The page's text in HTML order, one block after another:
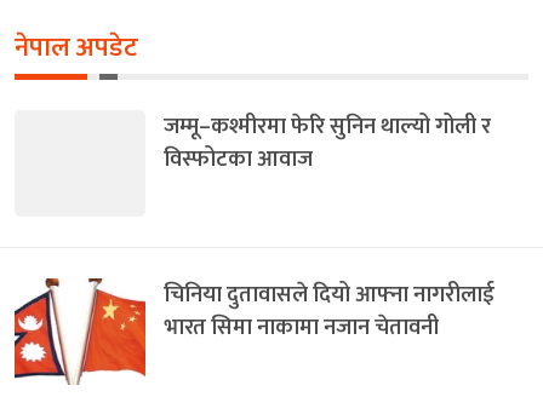
नेपाल अपडेट
जम्मू–कश्मीरमा फेरि सुनिन थाल्यो गोली र
विस्फोटका आवाज
चिनिया दुतावासले दियो आफ्ना नागरीलाई
भारत सिमा नाकामा नजान चेतावनी